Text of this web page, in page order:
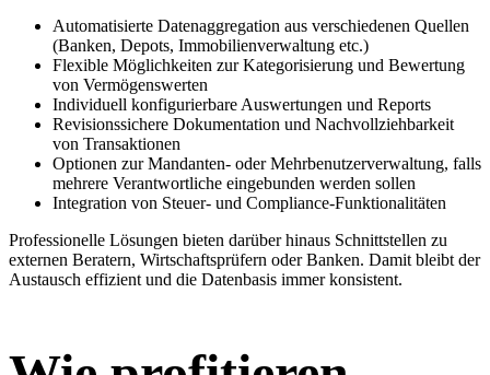
Automatisierte Datenaggregation aus verschiedenen Quellen
(Banken, Depots, Immobilienverwaltung etc.)
Flexible Möglichkeiten zur Kategorisierung und Bewertung
von Vermögenswerten
Individuell konfigurierbare Auswertungen und Reports
Revisionssichere Dokumentation und Nachvollziehbarkeit
von Transaktionen
Optionen zur Mandanten- oder Mehrbenutzerverwaltung, falls
mehrere Verantwortliche eingebunden werden sollen
Integration von Steuer- und Compliance-Funktionalitäten
Professionelle Lösungen bieten darüber hinaus Schnittstellen zu
externen Beratern, Wirtschaftsprüfern oder Banken. Damit bleibt der
Austausch effizient und die Datenbasis immer konsistent.